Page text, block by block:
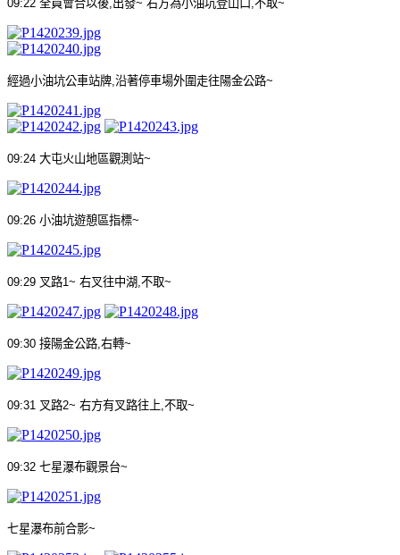
09:22 全員會合以後 出發~ 右方為小油坑登山口 不取~
經過小油坑公車站牌 沿著停車場外圍走往陽金公路~
09:24 大屯火山地區觀測站~
09:26 小油坑遊憩區指標~
09:29 叉路1~ 右叉往中湖 不取~
09:30 接陽金公路 右轉~
09:31 叉路2~ 右方有叉路往上 不取~
09:32 七星瀑布觀景台~
七星瀑布前合影~